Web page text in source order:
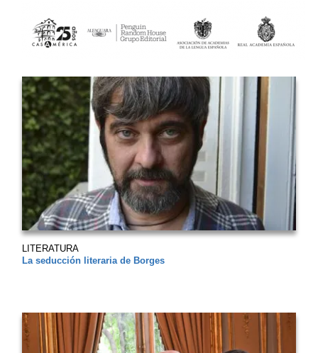
LITERATURA
La seducción literaria de Borges